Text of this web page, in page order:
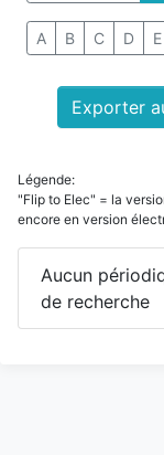
A B C D E
Exporter
Légende:
"Flip to Elec" = la
encore en version
Aucun
de recherche